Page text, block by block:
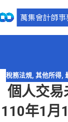
稅務法規, 其他所得,
個人交易
110年1月